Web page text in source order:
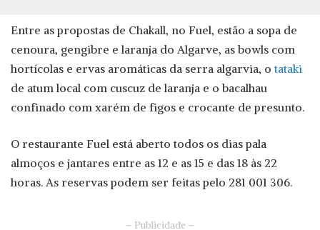
Entre as propostas de Chakall, no Fuel, estão a sopa de
cenoura, gengibre e laranja do Algarve, as bowls com
hortícolas e ervas aromáticas da serra algarvia, otataki
de atum local com cuscuz de laranja e o bacalhau
confinado com xarém de figos e crocante de presunto.
O restaurante Fuel está aberto todos os dias pala
almoços e jantares entre as 12 e as 15 e das 18 às 22
horas. As reservas podem ser feitas pelo 281 001 306.
– Publicidade –